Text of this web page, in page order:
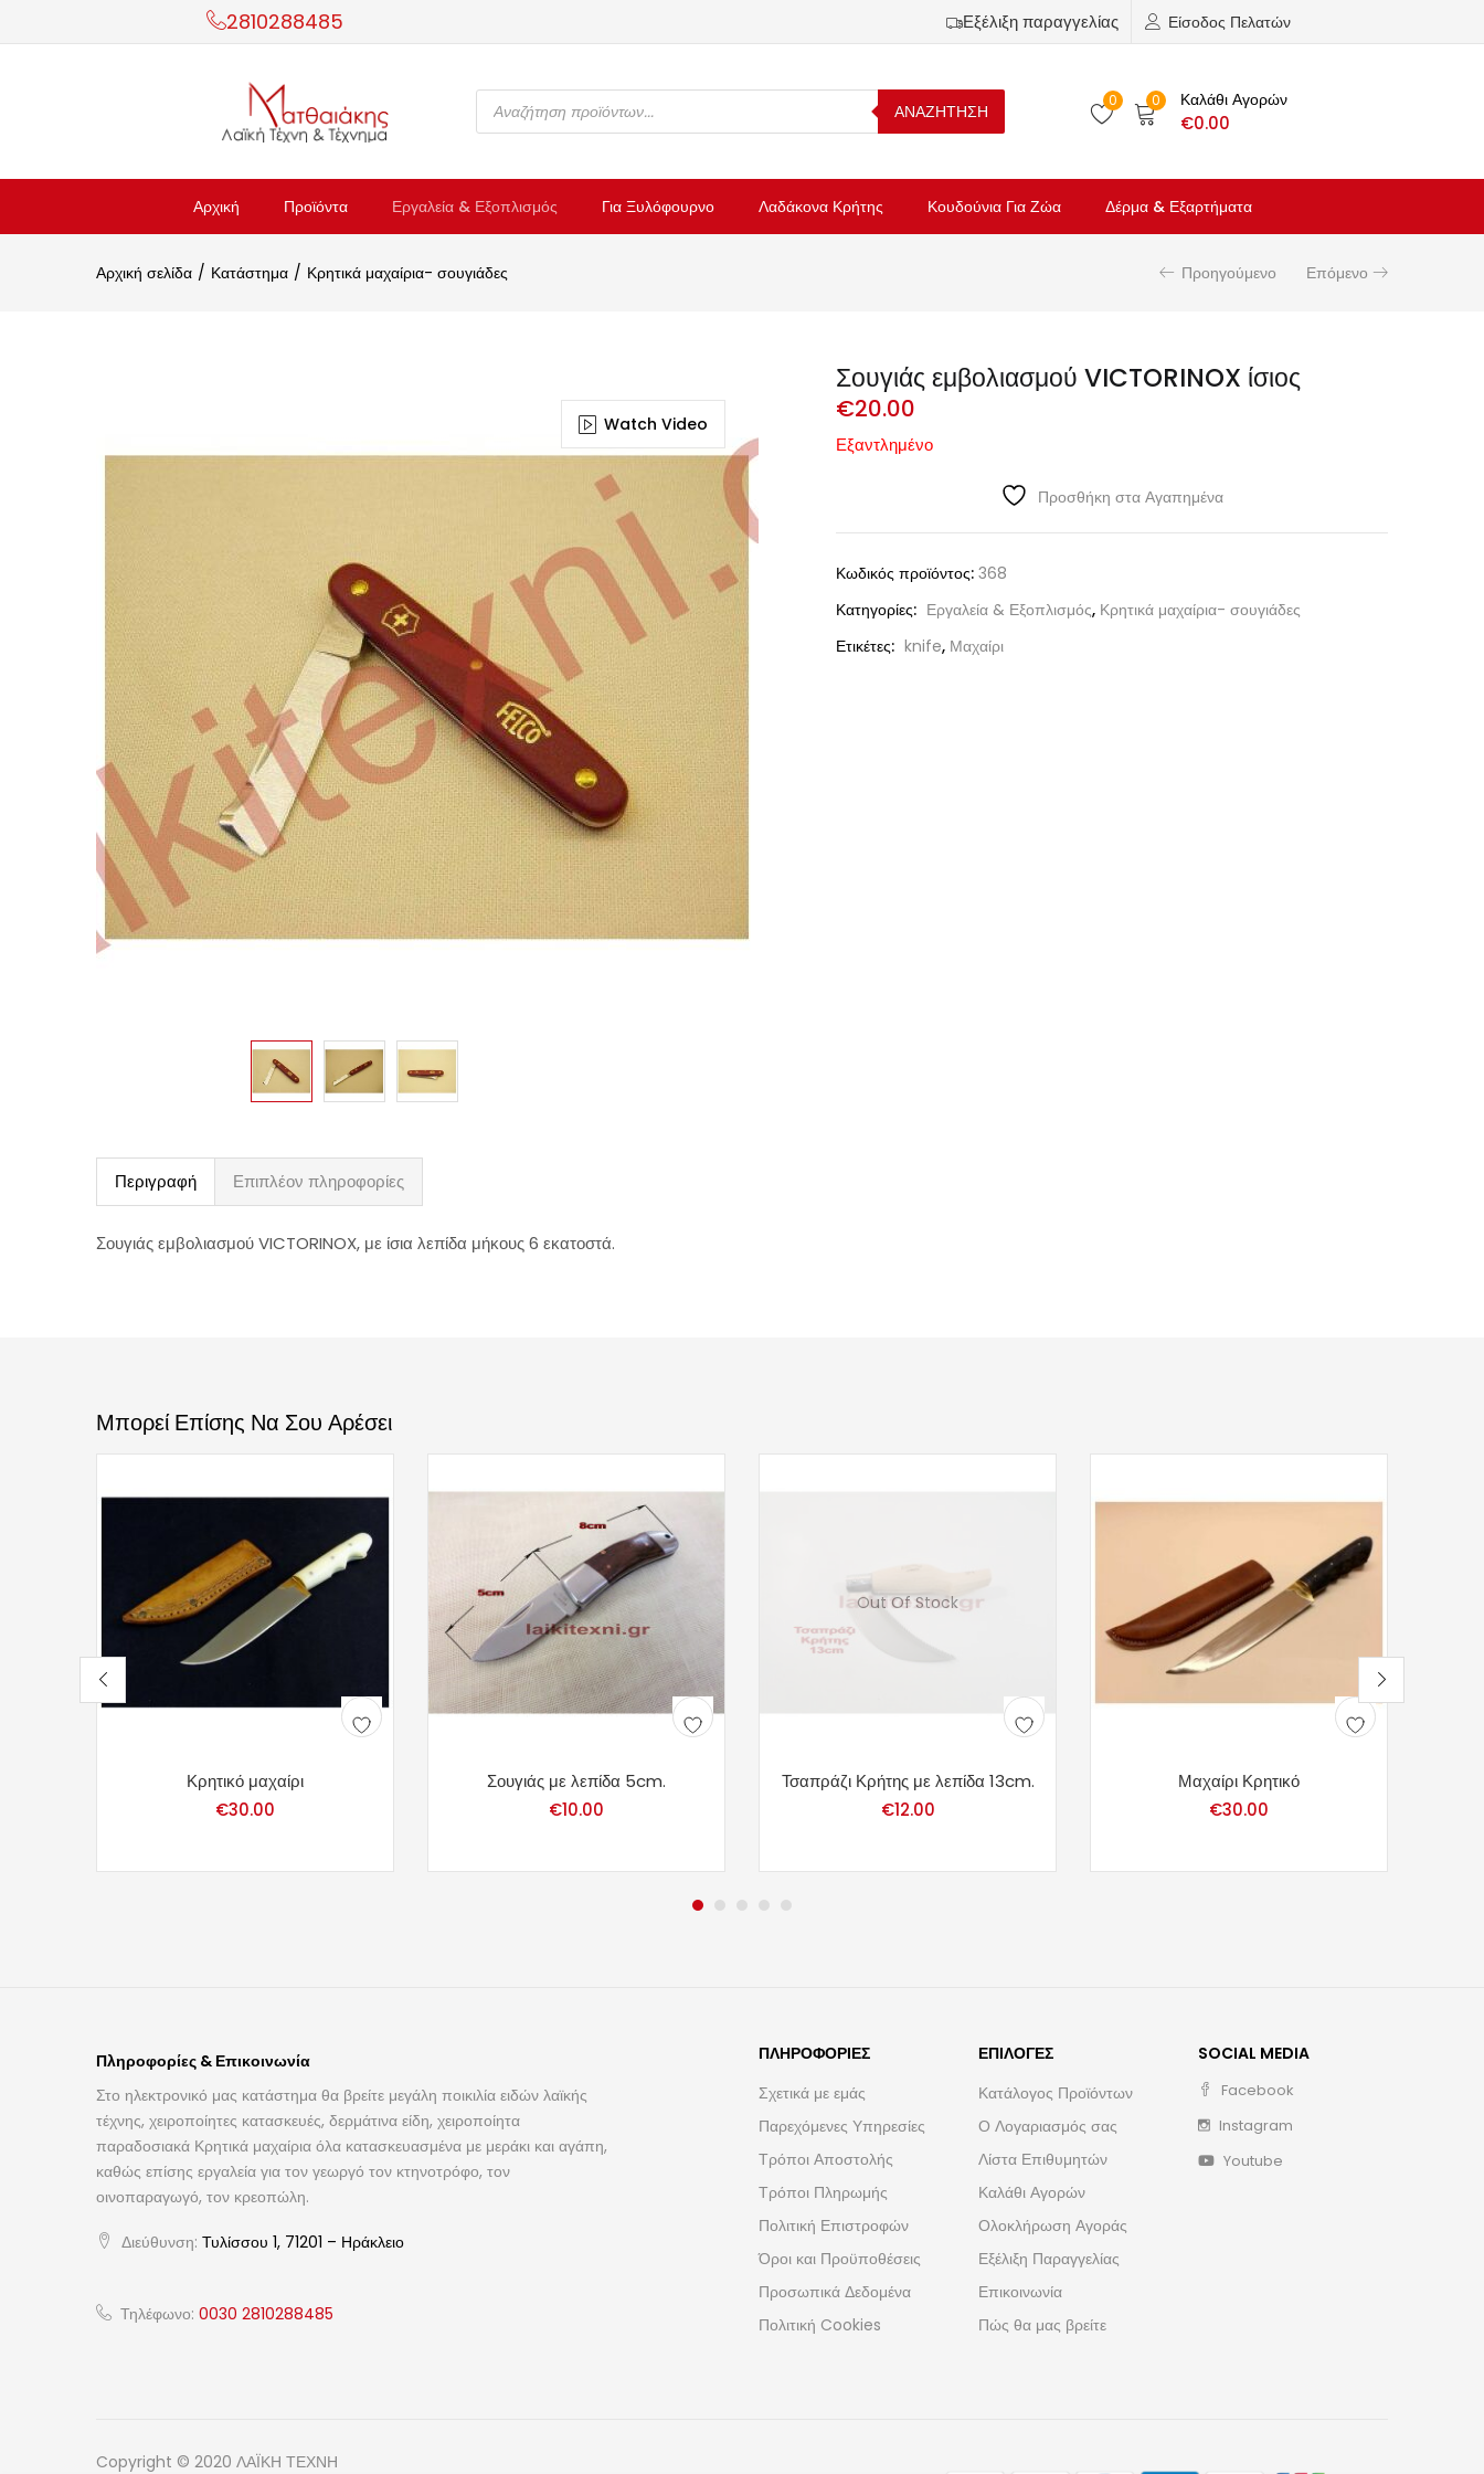
2810288485 Εξέλιξη παραγγελίας Είσοδος Πελατών
ΑΝΑΖΗΤΗΣΗ
0 0 Καλάθι Αγορών
€0.00
Αρχική Προϊόντα Εργαλεία & Εξοπλισμός Για Ξυλόφουρνο Λαδάκονα Κρήτης Κουδούνια Για Ζώα Δέρμα & Εξαρτήματα
Αρχική σελίδα Κατάστημα Κρητικά μαχαίρια- σουγιάδες Προηγούμενο Επόμενο
Watch Video
Σουγιάς εμβολιασμού VICTORINOX ίσιος
€20.00
Εξαντλημένο
Προσθήκη στα Αγαπημένα
Κωδικός προϊόντος: 368
Κατηγορίες: Εργαλεία & Εξοπλισμός, Κρητικά μαχαίρια- σουγιάδες
Ετικέτες: knife, Μαχαίρι
Περιγραφή Επιπλέον πληροφορίες
Σουγιάς εμβολιασμού VICTORINOX, με ίσια λεπίδα μήκους 6 εκατοστά.
Μπορεί Επίσης Να Σου Αρέσει
Κρητικό μαχαίρι
€30.00
Σουγιάς με λεπίδα 5cm.
€10.00
Out Of Stock
Τσαπράζι Κρήτης με λεπίδα 13cm.
€12.00
Μαχαίρι Κρητικό
€30.00
Πληροφορίες & Επικοινωνία
Στο ηλεκτρονικό μας κατάστημα θα βρείτε μεγάλη ποικιλία ειδών λαϊκής
τέχνης, χειροποίητες κατασκευές, δερμάτινα είδη, χειροποίητα
παραδοσιακά Κρητικά μαχαίρια όλα κατασκευασμένα με μεράκι και αγάπη,
καθώς επίσης εργαλεία για τον γεωργό τον κτηνοτρόφο, τον
οινοπαραγωγό, τον κρεοπώλη.
Διεύθυνση: Τυλίσσου 1, 71201 – Ηράκλειο
Τηλέφωνο: 0030 2810288485
ΠΛΗΡΟΦΟΡΊΕΣ
Σχετικά με εμάς
Παρεχόμενες Υπηρεσίες
Τρόποι Αποστολής
Τρόποι Πληρωμής
Πολιτική Επιστροφών
Όροι και Προϋποθέσεις
Προσωπικά Δεδομένα
Πολιτική Cookies
ΕΠΙΛΟΓΈΣ
Κατάλογος Προϊόντων
Ο Λογαριασμός σας
Λίστα Επιθυμητών
Καλάθι Αγορών
Ολοκλήρωση Αγοράς
Εξέλιξη Παραγγελίας
Επικοινωνία
Πώς θα μας βρείτε
SOCIAL MEDIA
Facebook
Instagram
Youtube
Copyright © 2020 ΛΑΪΚΗ ΤΕΧΝΗ